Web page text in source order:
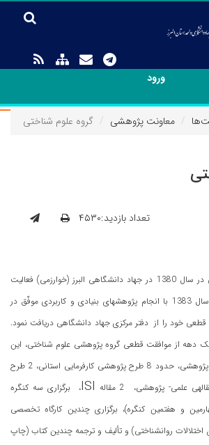
ورود
معاونت پژوهشی گروه علوم شناختی
تعداد بازدید:۴۵۳۰
گروه پژوهشی علوم شناختی در سال 1380 در جهاد دانشگاهی البرز (خوارزمی) فعالیت
خود را آغاز کرد. سپس در سال 1383 با انجام پژوهشهای بنیادی و کاربردی موفّق در
خود را از دفتر مرکزی جهاد دانشگاهی دریافت نمود.
دهه از موافقت قطعی گروه پژوهشی علوم شناختی، این
گروه انجام یک شبکه کامل پژوهشی، حدود 8 طرح پژوهشی کارفرمایی استانی، 2 طرح
ISI، برگزاری سه کنگره
و هفتمین کنگره)، برگزاری چندین کارگاه تخصصی
روانشناختی) و تألیف و ترجمه چندین کتاب (چاپ